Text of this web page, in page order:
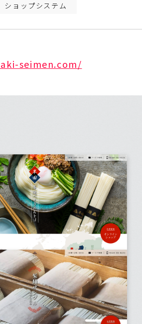
ショップシステム
seimen.com/